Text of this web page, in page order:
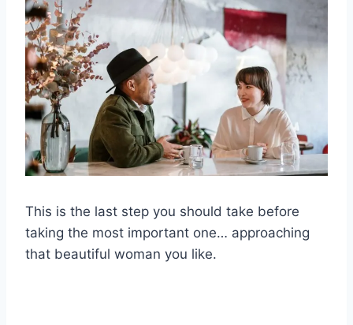
​This is the last step you should take before
taking the most important one… approaching
that beautiful woman you like.